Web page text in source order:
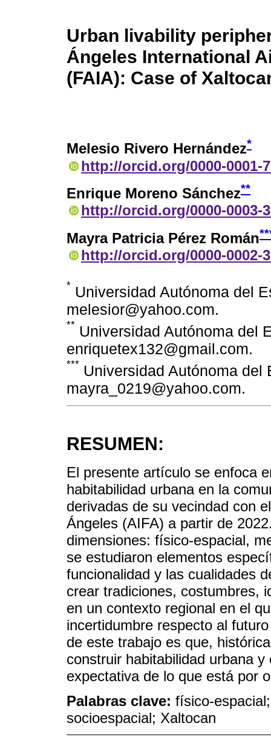
Urban livability
Ángeles International
(FAIA): Case of
Melesio Rivero Hernández*
http://orcid.org/0000-0001-
Enrique Moreno Sánchez**
http://orcid.org/0000-0003-
Mayra Patricia Pérez Román
http://orcid.org/0000-0002-
* Universidad Autónoma del
melesior@yahoo.com.
** Universidad Autónoma del
enriquetex132@gmail.com.
*** Universidad Autónoma
mayra_0219@yahoo.com.
RESUMEN:
El presente artículo se enfoca
habitabilidad urbana en la
derivadas de su vecindad con
Ángeles (AIFA) a partir de
dimensiones: físico-espacial,
se estudiaron elementos
funcionalidad y las cualidades
crear tradiciones, costumbres,
en un contexto regional en el
incertidumbre respecto al
de este trabajo es que,
construir habitabilidad urbana
expectativa de lo que está por
Palabras clave: físico-
socioespacial; Xaltocan